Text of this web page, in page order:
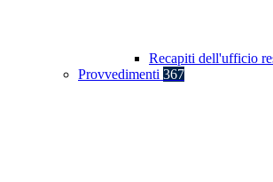
Recapiti dell'ufficio
Provvedimenti 367